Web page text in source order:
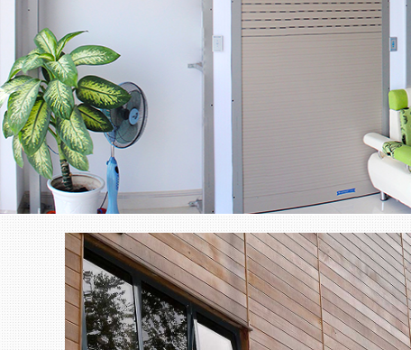
Trang chủ Cửa nhôm cao cấp Nhôm Xingfa Việt Nam